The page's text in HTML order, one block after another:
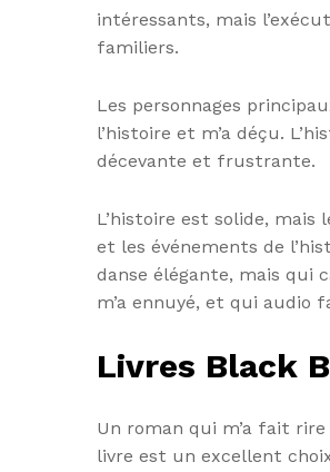
intéressants, mais
familiers.
Les personnages
l’histoire et m’a déçu.
décevante et frustrante.
L’histoire est solide,
et les événements de
danse élégante, mais qui
m’a ennuyé, et qui audio
Livres Black
Un roman qui m’a fait
livre est un excellent